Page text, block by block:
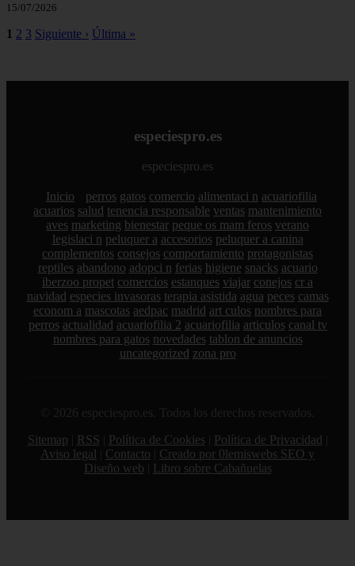
15/07/2026
1 2 3 Siguiente › Última »
especiespro.es
especiespro.es
Inicio perros gatos comercio alimentaci n acuariofilia
acuarios salud tenencia responsable ventas mantenimiento
aves marketing bienestar peque os mam feros verano
legislaci n peluquer a accesorios peluquer a canina
complementos consejos comportamiento protagonistas
reptiles abandono adopci n ferias higiene snacks acuario
iberzoo propet comercios estanques viajar conejos cr a
navidad especies invasoras terapia asistida agua peces camas
econom a mascotas aedpac madrid art culos nombres para
perros actualidad acuariofilia 2 acuariofilia articulos canal tv
nombres para gatos novedades tablon de anuncios
uncategorized zona pro
© 2026 especiespro.es. Todos los derechos reservados.
Sitemap
RSS Política de Cookies Política de Privacidad
Aviso legal
Contacto
Creado por 0lemiswebs SEO y
Diseño web
Libro sobre Cabañuelas